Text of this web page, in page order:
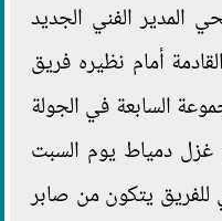
المدير الفني الجديد
أمام نظيره فريق
السابعة في الجولة
غزل دمياط يوم السبت
للفريق يتكون من صابر